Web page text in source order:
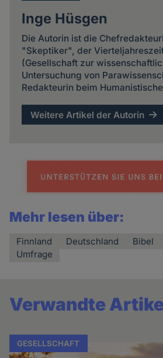
Inge Hüsgen
Die Autorin ist die
"Skeptiker", der
(Gesellschaft zur
Untersuchung von
Redakteurin beim
Weitere Artikel der Autorin
Mehr lesen über:
Finnland Deutschland Bibel
Umfrage
Verwandte
GESELLSCHAFT